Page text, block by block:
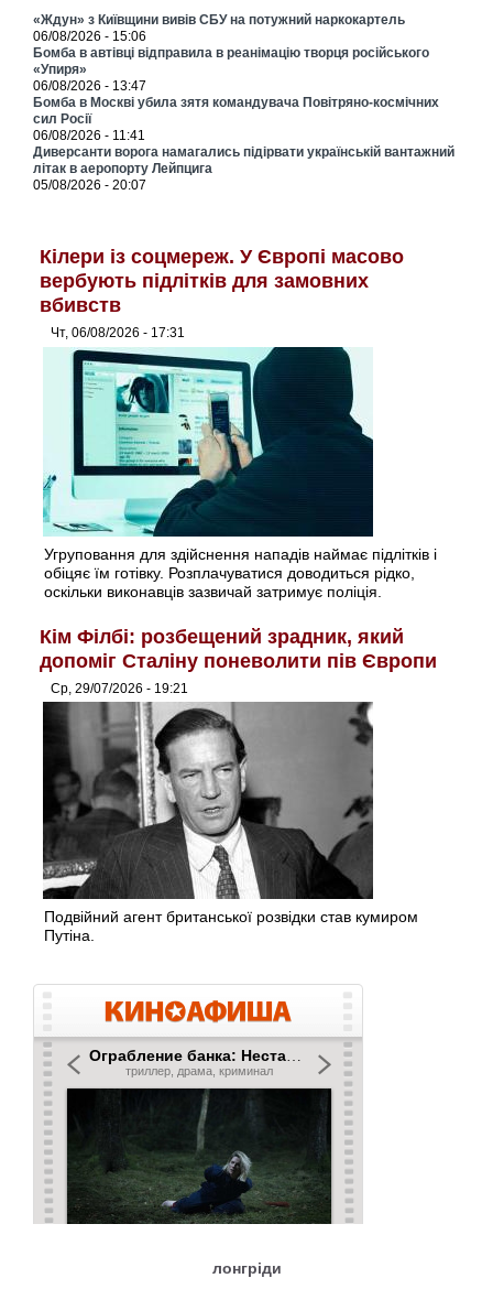
«Ждун» з Київщини вивів СБУ на потужний наркокартель
06/08/2026 - 15:06
Бомба в автівці відправила в реанімацію творця російського
«Упиря»
06/08/2026 - 13:47
Бомба в Москві убила зятя командувача Повітряно-космічних
сил Росії
06/08/2026 - 11:41
Диверсанти ворога намагались підірвати українській вантажний
літак в аеропорту Лейпцига
05/08/2026 - 20:07
Кілери із соцмереж. У Європі масово
вербують підлітків для замовних
вбивств
Чт, 06/08/2026 - 17:31
Угруповання для здійснення нападів наймає підлітків і
обіцяє їм готівку. Розплачуватися доводиться рідко,
оскільки виконавців зазвичай затримує поліція.
Кім Філбі: розбещений зрадник, який
допоміг Сталіну поневолити пів Європи
Ср, 29/07/2026 - 19:21
Подвійний агент британської розвідки став кумиром
Путіна.
лонгріди